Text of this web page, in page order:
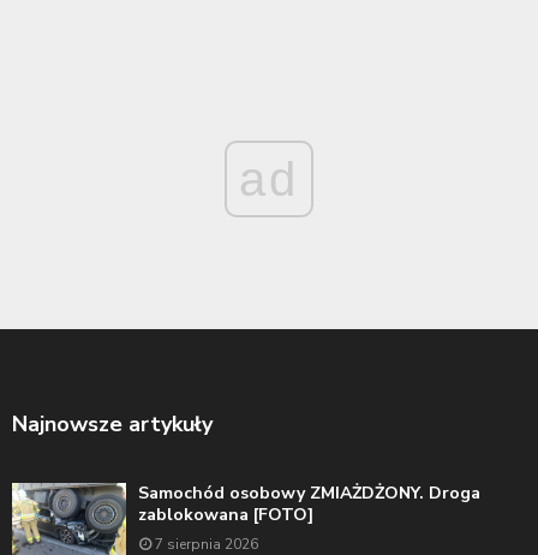
ad
Najnowsze artykuły
Samochód osobowy ZMIAŻDŻONY. Droga
zablokowana [FOTO]
7 sierpnia 2026